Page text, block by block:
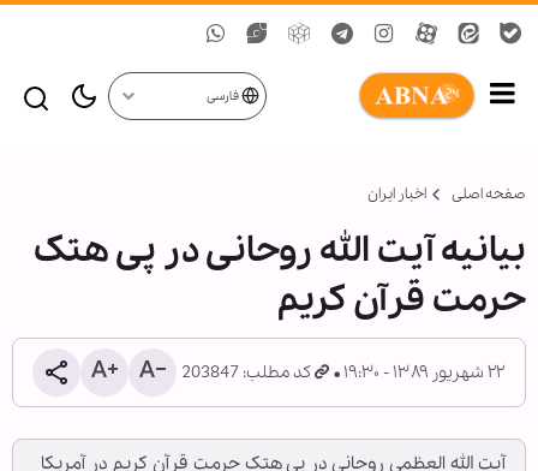
فارسی
صفحه اصلی اخبار ایران
بیانیه آیت الله روحانی در پی هتک
حرمت قرآن کریم
۲۲ شهریور ۱۳۸۹ - ۱۹:۳۰ کد مطلب: 203847
آیت الله العظمی روحانی در پی هتک حرمت قرآن کریم در آمريكا